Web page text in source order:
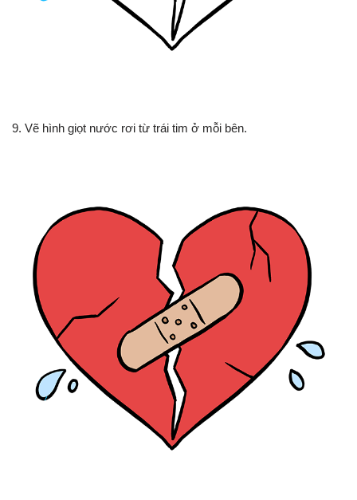
9. Vẽ hình giọt nước rơi từ trái tim ở mỗi bên.